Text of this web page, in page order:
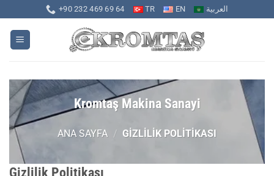
atla
+90 232 469 69 64 TR EN العربية
Kromtaş Makina Sanayi
ANA SAYFA / GIZLILIK POLITIKASI
Gizlilik Politikası